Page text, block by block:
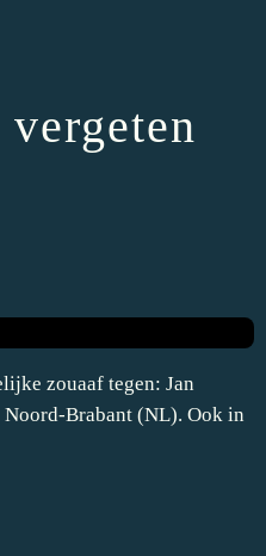
zouaaf tegen: Jan
Brabant (NL). Ook in